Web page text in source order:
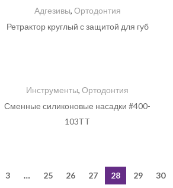
Адгезивы, Ортодонтия
Ретрактор круглый с защитой для губ
Инструменты,Ортодонтия
Сменные силиконовые насадки #400-
103ТT
3 … 25 26 27 28 29 30